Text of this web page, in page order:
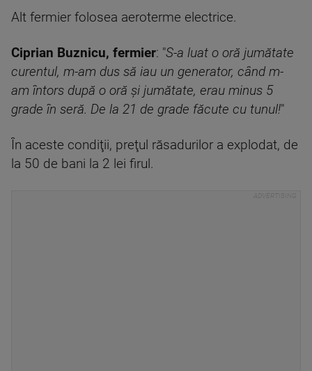
Alt fermier folosea aeroterme electrice.
Ciprian Buznicu, fermier: "S-a luat o oră jumătate
curentul, m-am dus să iau un generator, când m-
am întors după o oră şi jumătate, erau minus 5
grade în seră. De la 21 de grade făcute cu tunul!"
În aceste condiţii, preţul răsadurilor a explodat, de
la 50 de bani la 2 lei firul.